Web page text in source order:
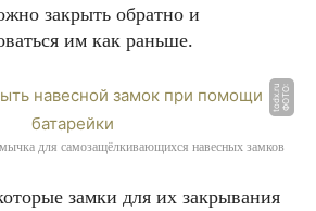
закрыть обратно и
им как раньше.
Ф
О
Т
О:
t
o
d
x.
r
u
для самозащёлкивающихся навесных замков
замки для их закрывания